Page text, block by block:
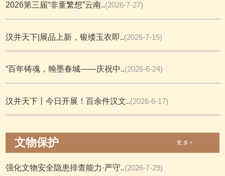
2026第三届“非童繁想”云南..(2026-7-27)
汉并天下|展品上新，银缕玉衣即..(2026-7-15)
“百年铸魂，翰墨春城——庆祝中..(2026-6-24)
汉并天下丨今日开展！百余件汉文..(2026-6-17)
文物保护 更 多 +
强化文物安全隐患排查能力·严守..(2026-7-29)